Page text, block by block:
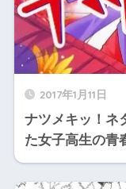
2017年1月11日
ナツメキッ！ネ
た女子高生の青